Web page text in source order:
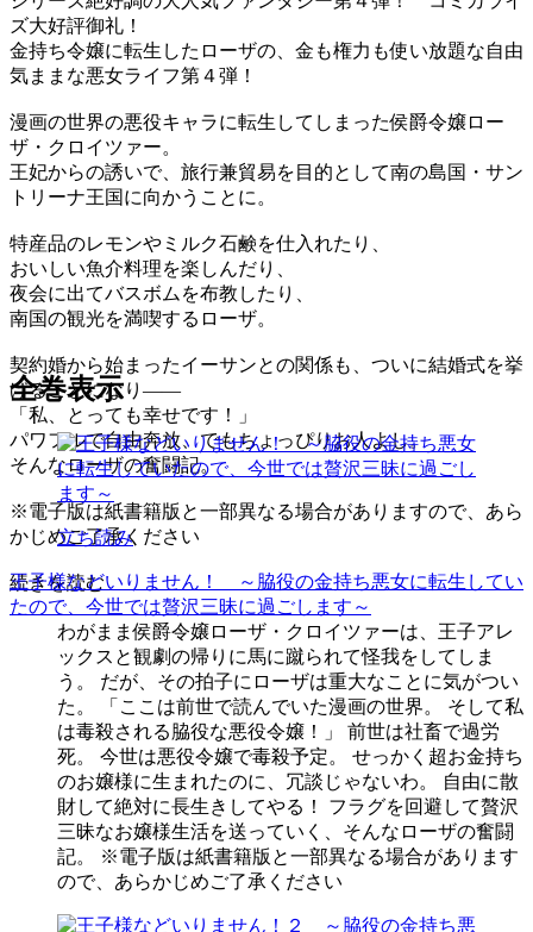
ズ大好評御礼！
金持ち令嬢に転生したローザの、金も権力も使い放題な自由
気ままな悪女ライフ第４弾！
漫画の世界の悪役キャラに転生してしまった侯爵令嬢ロー
ザ・クロイツァー。
王妃からの誘いで、旅行兼貿易を目的として南の島国・サン
トリーナ王国に向かうことに。
特産品のレモンやミルク石鹸を仕入れたり、
おいしい魚介料理を楽しんだり、
夜会に出てバスボムを布教したり、
南国の観光を満喫するローザ。
契約婚から始まったイーサンとの関係も、ついに結婚式を挙
げることになり――
「私、とっても幸せです！」
パワフルで自由奔放、でもちょっぴりお人よし。
そんなローザの奮闘記。
※電子版は紙書籍版と一部異なる場合がありますので、あら
かじめご了承ください
続きを読む
全巻表示
立ち読み
王子様などいりません！ ～脇役の金持ち悪女に転生してい
たので、今世では贅沢三昧に過ごします～
わがまま侯爵令嬢ローザ・クロイツァーは、王子アレ
ックスと観劇の帰りに馬に蹴られて怪我をしてしま
う。 だが、その拍子にローザは重大なことに気がつい
た。 「ここは前世で読んでいた漫画の世界。 そして私
は毒殺される脇役な悪役令嬢！」 前世は社畜で過労
死。 今世は悪役令嬢で毒殺予定。 せっかく超お金持ち
のお嬢様に生まれたのに、冗談じゃないわ。 自由に散
財して絶対に長生きしてやる！ フラグを回避して贅沢
三昧なお嬢様生活を送っていく、そんなローザの奮闘
記。 ※電子版は紙書籍版と一部異なる場合があります
ので、あらかじめご了承ください